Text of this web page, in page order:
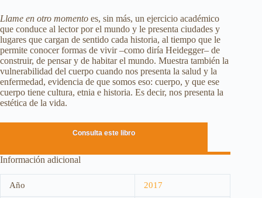
Llame en otro momento es, sin más, un ejercicio académico
que conduce al lector por el mundo y le presenta ciudades y
lugares que cargan de sentido cada historia, al tiempo que le
permite conocer formas de vivir –como diría Heidegger– de
construir, de pensar y de habitar el mundo. Muestra también la
vulnerabilidad del cuerpo cuando nos presenta la salud y la
enfermedad, evidencia de que somos eso: cuerpo, y que ese
cuerpo tiene cultura, etnia e historia. Es decir, nos presenta la
estética de la vida.
Consulta este libro
Información adicional
Año 2017